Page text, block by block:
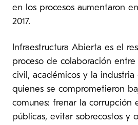
en los procesos aumentaron
2017.
Infraestructura Abierta es el
proceso de colaboración
civil, académicos y la industria
quienes se comprometieron
comunes: frenar la corrupción
públicas, evitar sobrecostos y